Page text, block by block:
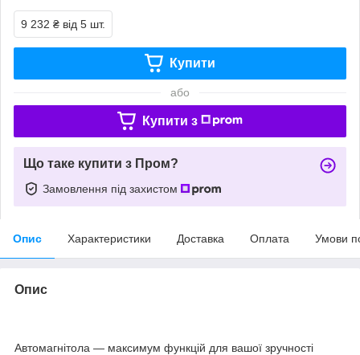
9 232 ₴ від 5 шт.
Купити
або
Купити з
Що таке купити з Пром?
Замовлення під захистом
Опис Характеристики Доставка Оплата Умови
Опис
Автомагнітола — максимум функцій для вашої зручності